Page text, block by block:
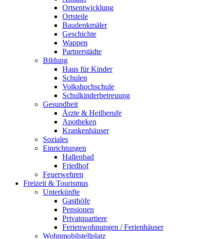
Ortsentwicklung
Ortsteile
Baudenkmäler
Geschichte
Wappen
Partnerstädte
Bildung
Haus für Kinder
Schulen
Volkshochschule
Schulkinderbetreuung
Gesundheit
Ärzte & Heilberufe
Apotheken
Krankenhäuser
Soziales
Einrichtungen
Hallenbad
Friedhof
Feuerwehren
Freizeit & Tourismus
Unterkünfte
Gasthöfe
Pensionen
Privatquartiere
Ferienwohnungen / Ferienhäuser
Wohnmobilstellplatz